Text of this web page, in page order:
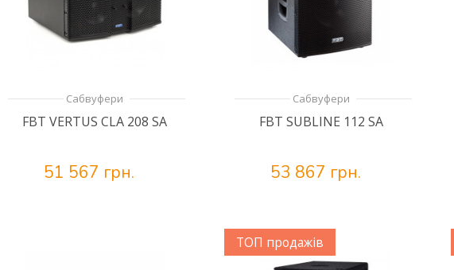
Сабвуфери
FBT VERTUS CLA 208 SA
51 567 грн.
Сабвуфери
FBT SUBLINE 112 SA
53 867 грн.
ТОП продажів